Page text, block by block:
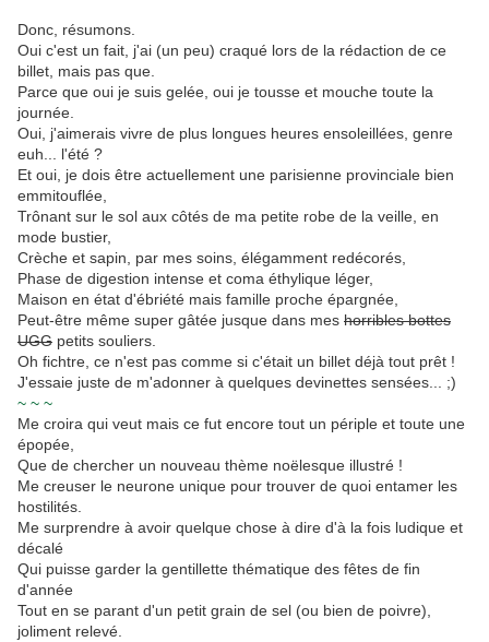
Donc, résumons.
Oui c'est un fait, j'ai (un peu) craqué lors de la rédaction de ce
billet, mais pas que.
Parce que oui je suis gelée, oui je tousse et mouche toute la
journée.
Oui, j'aimerais vivre de plus longues heures ensoleillées, genre
euh... l'été ?
Et oui, je dois être actuellement une parisienne provinciale bien
emmitouflée,
Trônant sur le sol aux côtés de ma petite robe de la veille, en
mode bustier,
Crèche et sapin, par mes soins, élégamment redécorés,
Phase de digestion intense et coma éthylique léger,
Maison en état d'ébriété mais famille proche épargnée,
Peut-être même super gâtée jusque dans mes horribles bottes
UGG petits souliers.
Oh fichtre, ce n'est pas comme si c'était un billet déjà tout prêt !
J'essaie juste de m'adonner à quelques devinettes sensées... ;)
~ ~ ~
Me croira qui veut mais ce fut encore tout un périple et toute une
épopée,
Que de chercher un nouveau thème noëlesque illustré !
Me creuser le neurone unique pour trouver de quoi entamer les
hostilités.
Me surprendre à avoir quelque chose à dire d'à la fois ludique et
décalé
Qui puisse garder la gentillette thématique des fêtes de fin
d'année
Tout en se parant d'un petit grain de sel (ou bien de poivre),
joliment relevé.